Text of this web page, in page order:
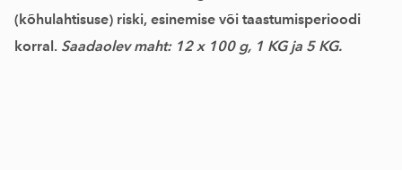
(kõhulahtisuse) riski, esinemise või taastumisperioodi
korral. Saadaolev maht: 12 x 100 g, 1 KG ja 5 KG.